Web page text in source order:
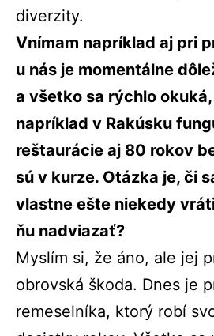
diverzity.
Vnímam napríklad aj pri
u nás je momentálne
a všetko sa rýchlo
napríklad v Rakúsku
reštaurácie aj 80 rokov
sú v kurze. Otázka je, či
vlastne ešte niekedy
ňu nadviazať?
Myslím si, že áno, ale jej
obrovská škoda. Dnes je
remeselníka, ktorý robí